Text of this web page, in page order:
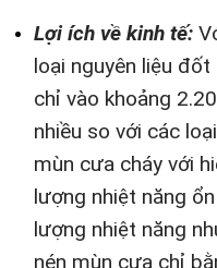
Lợi ích về kinh tế:
loại nguyên liệu
chỉ vào khoảng
nhiều so với các
mùn cưa cháy với
lượng nhiệt năng
lượng nhiệt năng
nén mùn cưa chỉ